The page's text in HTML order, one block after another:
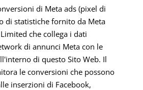
di Meta ads (pixel di
di statistiche fornito da Meta
che collega i dati
di annunci Meta con le
di questo Sito Web. Il
le conversioni che possono
inserzioni di Facebook,